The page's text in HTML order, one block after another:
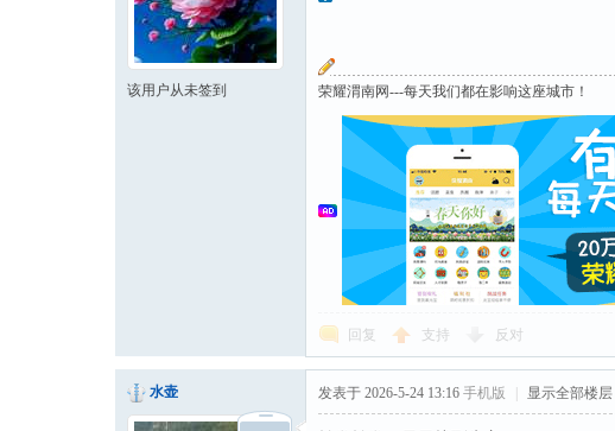
该用户从未签到 荣耀渭南网---每天我们都在影响这座城市！
回复 支持 反对
水壶 发表于 2026-5-24 13:16 手机版 显示全部楼层